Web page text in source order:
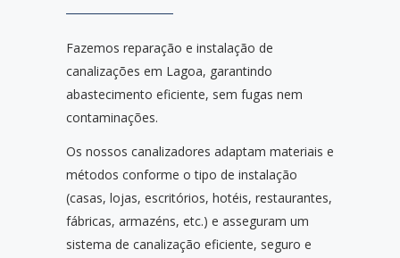
Fazemos reparação e instalação de
canalizações em Lagoa, garantindo
abastecimento eficiente, sem fugas nem
contaminações.
Os nossos canalizadores adaptam materiais e
métodos conforme o tipo de instalação
(casas, lojas, escritórios, hotéis, restaurantes,
fábricas, armazéns, etc.) e asseguram um
sistema de canalização eficiente, seguro e